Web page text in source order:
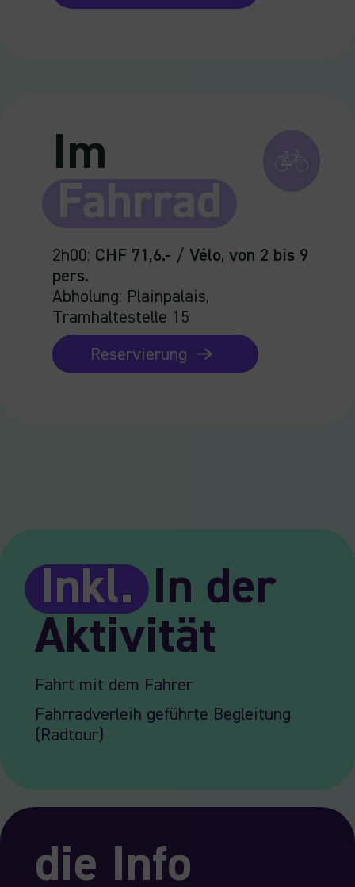
Im
Fahrrad
2h00: CHF 71,6.- / Vélo, von 2 bis 9
pers.
Abholung: Plainpalais,
Tramhaltestelle 15
Reservierung
Inkl. In der
Aktivität
Fahrt mit dem Fahrer
Fahrradverleih geführte Begleitung
(Radtour)
die Info